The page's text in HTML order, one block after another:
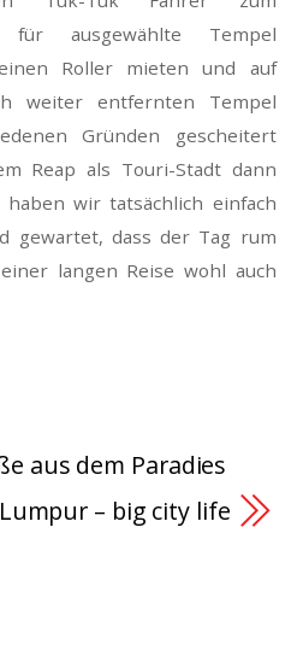
für ausgewählte Tempel
Roller mieten und auf
weiter entfernten Tempel
Gründen gescheitert
Reap als Touri-Stadt dann
wir tatsächlich einfach
gewartet, dass der Tag rum
langen Reise wohl auch
aus dem Paradies
– big city life